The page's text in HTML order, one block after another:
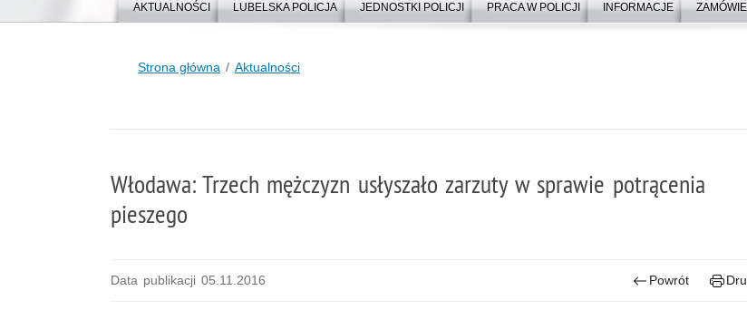
AKTUALNOŚCI LUBELSKA POLICJA JEDNOSTKI POLICJI PRACA W POLICJI INFORMACJE
Strona główna Aktualności
Włodawa: Trzech mężczyzn usłyszało zarzuty w sprawie potrącenia
pieszego
Data publikacji 05.11.2016 Powrót